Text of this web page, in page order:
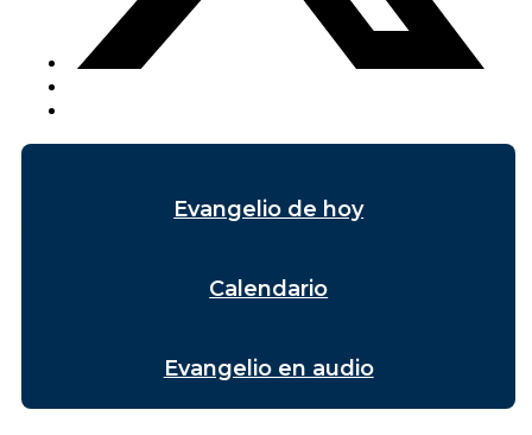
Evangelio de hoy
Calendario
Evangelio en audio